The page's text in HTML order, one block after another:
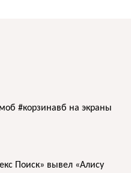
#корзинавб на экраны
Поиск» вывел «Алису